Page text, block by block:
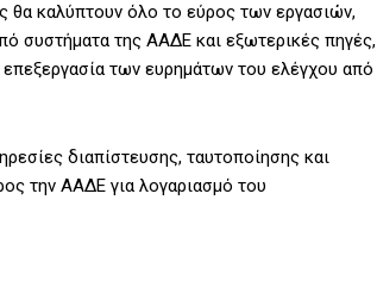
θα καλύπτουν όλο το εύρος των εργασιών,
συστήματα της ΑΑΔΕ και εξωτερικές πηγές,
επεξεργασία των ευρημάτων του ελέγχου από
διαπίστευσης, ταυτοποίησης και
την ΑΑΔΕ για λογαριασμό του